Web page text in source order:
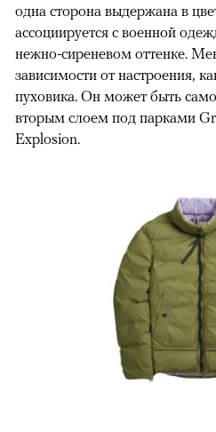
одна сторона выдержана в
ассоциируется с военной
нежно-сиреневом оттенке.
зависимости от настроения,
пуховика. Он может быть
вторым слоем под парками
Explosion.